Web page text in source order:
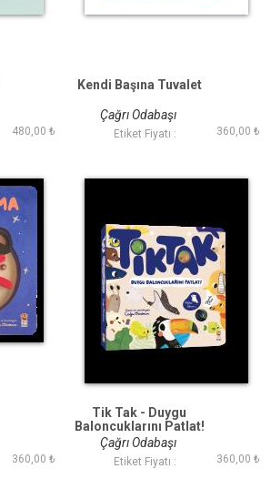
480,00 ₺
Kendi Başına Tuvalet
Çağrı Odabaşı
Etiket Fiyatı : 360,00 ₺
360,00 ₺
Tik Tak - Duygu
Baloncuklarını Patlat!
Çağrı Odabaşı
Etiket Fiyatı : 360,00 ₺